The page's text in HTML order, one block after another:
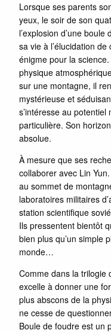
Lorsque ses parents
yeux, le soir de son
l’explosion d’une
sa vie à l’élucidation
énigme pour la
physique
sur une montagne, il
mystérieuse et
s’intéresse au
particulière. Son
absolue.
À mesure que ses
collaborer avec Lin
au sommet de
laboratoires militaires
station scientifique
Ils pressentent bientôt
bien plus qu’un simple
monde…
Comme dans la trilogie
excelle à donner une
plus abscons de la
ne cesse de
Boule de foudre est un